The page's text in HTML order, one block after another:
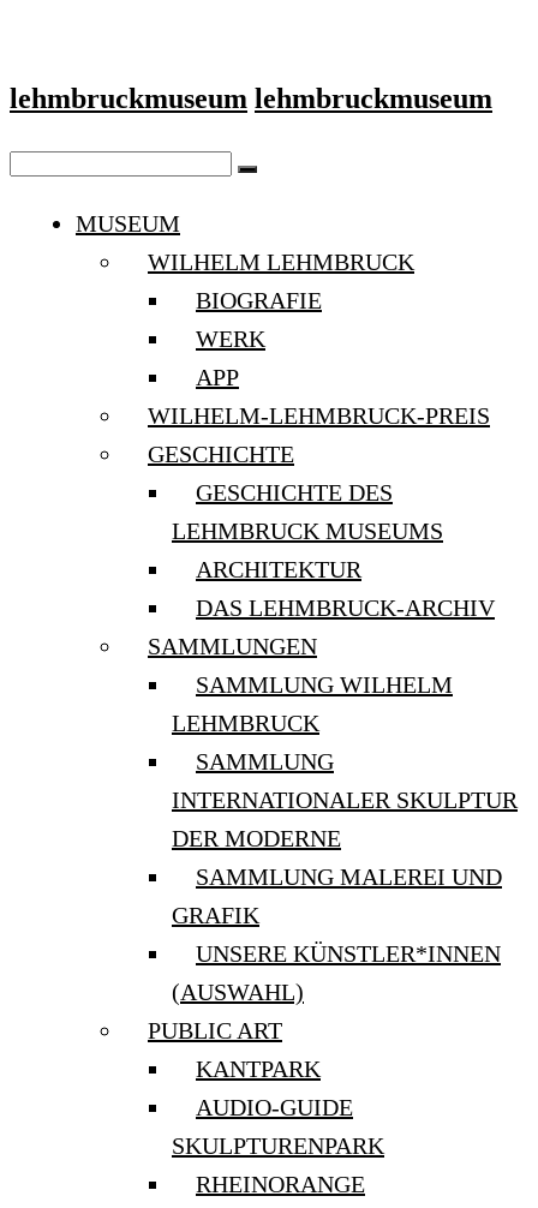
lehmbruckmuseum lehmbruckmuseum
MUSEUM
WILHELM LEHMBRUCK
BIOGRAFIE
WERK
APP
WILHELM-LEHMBRUCK-PREIS
GESCHICHTE
GESCHICHTE DES
LEHMBRUCK MUSEUMS
ARCHITEKTUR
DAS LEHMBRUCK-ARCHIV
SAMMLUNGEN
SAMMLUNG WILHELM
LEHMBRUCK
SAMMLUNG
INTERNATIONALER SKULPTUR
DER MODERNE
SAMMLUNG MALEREI UND
GRAFIK
UNSERE KÜNSTLER*INNEN
(AUSWAHL)
PUBLIC ART
KANTPARK
AUDIO-GUIDE
SKULPTURENPARK
RHEINORANGE